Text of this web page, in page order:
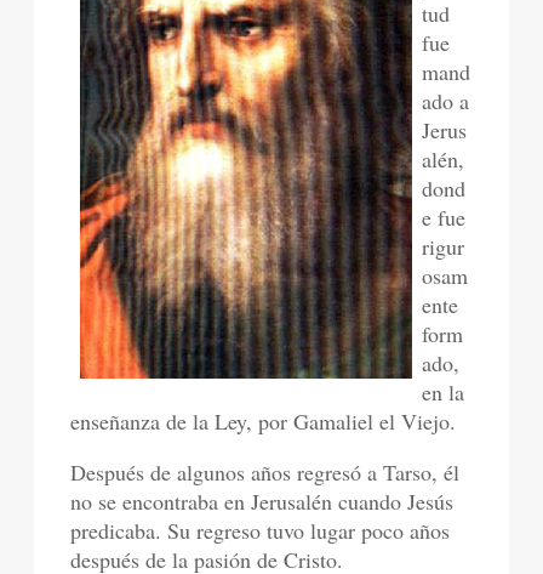
tud
fue
mand
ado a
Jerus
alén,
dond
e fue
rigur
osam
ente
form
ado,
en la
enseñanza de la Ley, por Gamaliel el Viejo.
Después de algunos años regresó a Tarso, él
no se encontraba en Jerusalén cuando Jesús
predicaba. Su regreso tuvo lugar poco años
después de la pasión de Cristo.